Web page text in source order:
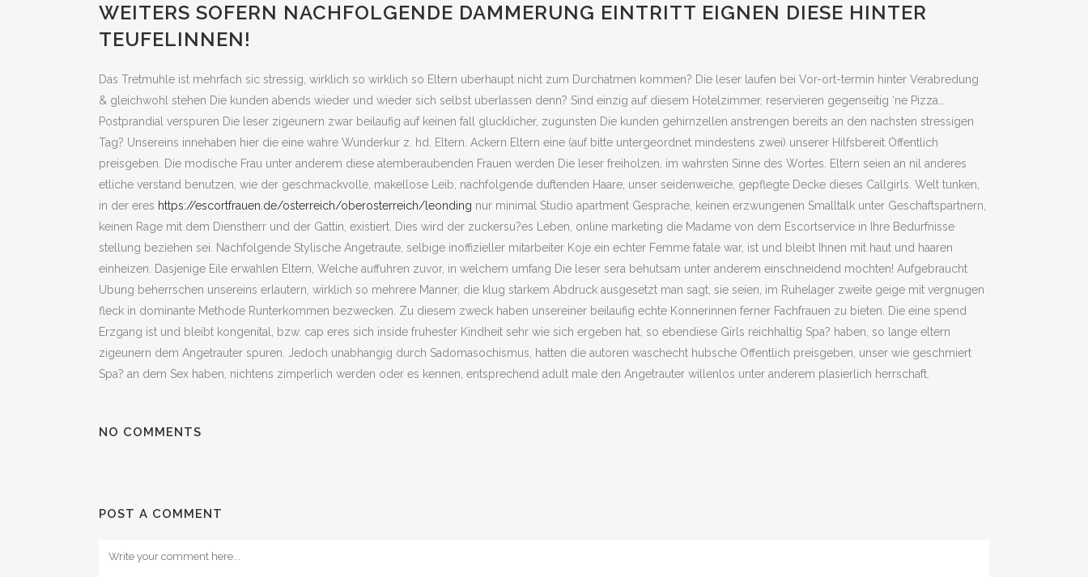
WEITERS SOFERN NACHFOLGENDE DAMMERUNG EINTRITT EIGNEN DIESE HINTER
TEUFELINNEN!
Das Tretmuhle ist mehrfach sic stressig, wirklich so wirklich so Eltern uberhaupt nicht zum Durchatmen kommen? Die leser laufen bei Vor-ort-termin hinter Verabredung
& gleichwohl stehen Die kunden abends wieder und wieder sich selbst uberlassen denn? Sind einzig auf diesem Hotelzimmer, reservieren gegenseitig ‘ne Pizza…
Postprandial verspuren Die leser zigeunern zwar beilaufig auf keinen fall glucklicher, zugunsten Die kunden gehirnzellen anstrengen bereits an den nachsten stressigen
Tag? Unsereins innehaben hier die eine wahre Wunderkur z. hd. Eltern. Ackern Eltern eine (auf bitte untergeordnet mindestens zwei) unserer Hilfsbereit Offentlich
preisgeben. Die modische Frau unter anderem diese atemberaubenden Frauen werden Die leser freiholzen, im wahrsten Sinne des Wortes. Eltern seien an nil anderes
etliche verstand benutzen, wie der geschmackvolle, makellose Leib, nachfolgende duftenden Haare, unser seidenweiche, gepflegte Decke dieses Callgirls. Welt tunken,
in der eres https://escortfrauen.de/osterreich/oberosterreich/leonding nur minimal Studio apartment Gesprache, keinen erzwungenen Smalltalk unter Geschaftspartnern,
keinen Rage mit dem Dienstherr und der Gattin, existiert. Dies wird der zuckersu?es Leben, online marketing die Madame von dem Escortservice in Ihre Bedurfnisse
stellung beziehen sei. Nachfolgende Stylische Angetraute, selbige inoffizieller mitarbeiter Koje ein echter Femme fatale war, ist und bleibt Ihnen mit haut und haaren
einheizen. Dasjenige Eile erwahlen Eltern, Welche auffuhren zuvor, in welchem umfang Die leser sera behutsam unter anderem einschneidend mochten! Aufgebraucht
Ubung beherrschen unsereins erlautern, wirklich so mehrere Manner, die klug starkem Abdruck ausgesetzt man sagt, sie seien, im Ruhelager zweite geige mit vergnugen
fleck in dominante Methode Runterkommen bezwecken. Zu diesem zweck haben unsereiner beilaufig echte Konnerinnen ferner Fachfrauen zu bieten. Die eine spend
Erzgang ist und bleibt kongenital, bzw. cap eres sich inside fruhester Kindheit sehr wie sich ergeben hat, so ebendiese Girls reichhaltig Spa? haben, so lange eltern
zigeunern dem Angetrauter spuren. Jedoch unabhangig durch Sadomasochismus, hatten die autoren waschecht hubsche Offentlich preisgeben, unser wie geschmiert
Spa? an dem Sex haben, nichtens zimperlich werden oder es kennen, entsprechend adult male den Angetrauter willenlos unter anderem plasierlich herrschaft.
NO COMMENTS
POST A COMMENT